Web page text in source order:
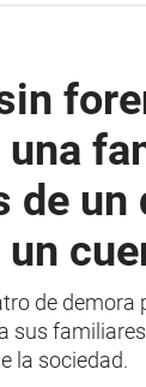
de un
de demora
sus
la sociedad.